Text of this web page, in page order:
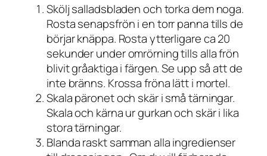
Skölj salladsbladen och torka dem noga.
Rosta senapsfrön i en torr panna tills de
börjar knäppa. Rosta ytterligare ca 20
sekunder under omrörning tills alla frön
blivit gråaktiga i färgen. Se upp så att de
inte bränns. Krossa fröna lätt i mortel.
Skala päronet och skär i små tärningar.
Skala och kärna ur gurkan och skär i lika
stora tärningar.
Blanda raskt samman alla ingredienser